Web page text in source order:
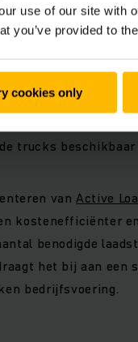
use of our site with
you’ve provided to
cookies only
trucks altijd
wordt bereikt,
de prioriteit
connectiviteit: de
of kabel, wat
trucks
vanActive
kostenefficiënter
benodigde
het bij aan
bedrijfsvoering.